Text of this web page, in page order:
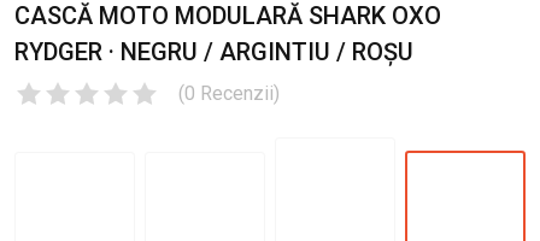
CASCĂ MOTO MODULARĂ SHARK OXO
RYDGER · NEGRU / ARGINTIU / ROȘU
(0 Recenzii)